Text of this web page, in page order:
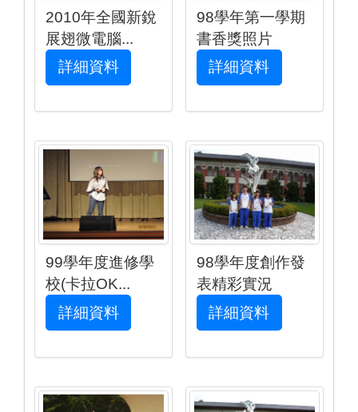
2010年全國新銳
展翅微電腦...
詳細資料
98學年第一學期
書香獎照片
詳細資料
99學年度進修學
校(卡拉OK...
詳細資料
98學年度創作發
表精彩實況
詳細資料